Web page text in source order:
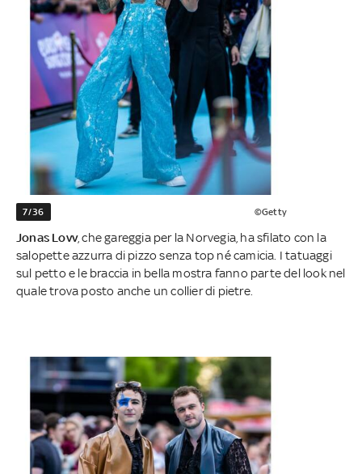
7/36 ©Getty
Jonas Lovv, che gareggia per la Norvegia, ha sfilato con la
salopette azzurra di pizzo senza top né camicia. I tatuaggi
sul petto e le braccia in bella mostra fanno parte del look nel
quale trova posto anche un collier di pietre.